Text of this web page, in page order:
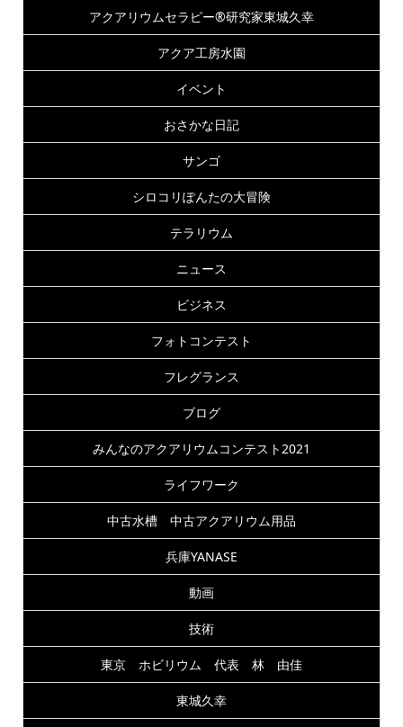
アクアリウムセラピー®研究家東城久幸
アクア工房水園
イベント
おさかな日記
サンゴ
シロコリぽんたの大冒険
テラリウム
ニュース
ビジネス
フォトコンテスト
フレグランス
ブログ
みんなのアクアリウムコンテスト2021
ライフワーク
中古水槽 中古アクアリウム用品
兵庫YANASE
動画
技術
東京 ホビリウム 代表 林 由佳
東城久幸